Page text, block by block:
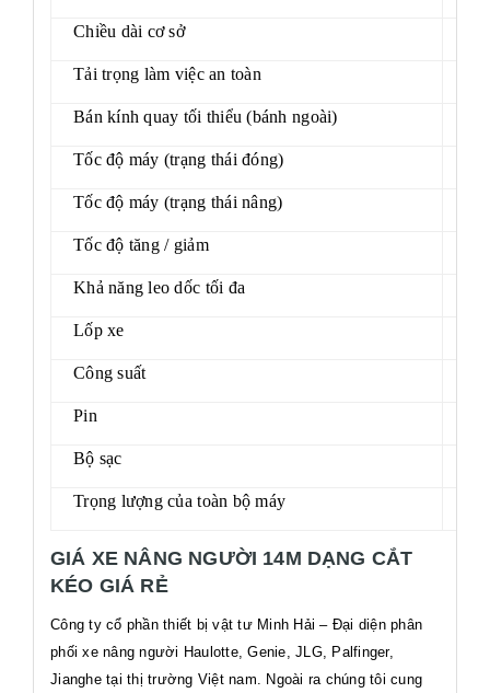
Chiều dài cơ sở
Tải trọng làm việc an toàn
Bán kính quay tối thiểu (bánh ngoài)
Tốc độ máy (trạng thái đóng)
Tốc độ máy (trạng thái nâng)
Tốc độ tăng / giảm
Khả năng leo dốc tối đa
Lốp xe
Công suất
Pin
Bộ sạc
Trọng lượng của toàn bộ máy
GIÁ XE NÂNG NGƯỜI 14M DẠNG CẮT
KÉO GIÁ RẺ
Công ty cổ phần thiết bị vật tư Minh Hải – Đại diện phân
phối xe nâng người Haulotte, Genie, JLG, Palfinger,
Jianghe tại thị trường Việt nam. Ngoài ra chúng tôi cung